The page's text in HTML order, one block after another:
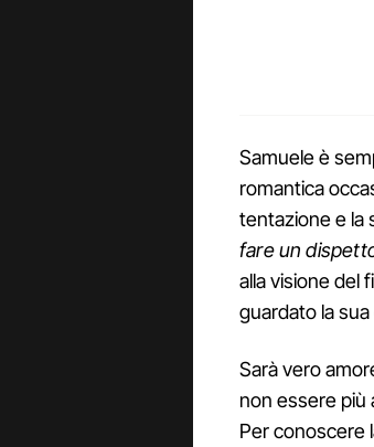
Samuele è
romantica
tentazione e la
fare un
alla visione del
guardato la
Sarà vero
non essere più
Per conoscere